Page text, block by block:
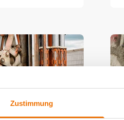
Zustimmung